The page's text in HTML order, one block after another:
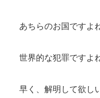
あちらのお国ですよ
世界的な犯罪ですよ
早く、解明して欲し